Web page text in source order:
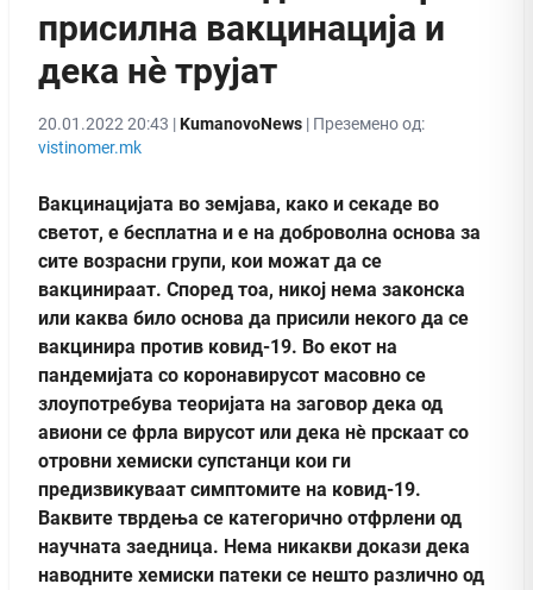
присилна вакцинација и
дека нè трујат
20.01.2022 20:43 |KumanovoNews | Преземено од:
vistinomer.mk
Вакцинацијата во земјава, како и секаде во
светот, е бесплатна и е на доброволна основа за
сите возрасни групи, кои можат да се
вакцинираат. Според тоа, никој нема законска
или каква било основа да присили некого да се
вакцинира против ковид-19. Во екот на
пандемијата со коронавирусот масовно се
злоупотребува теоријата на заговор дека од
авиони се фрла вирусот или дека нè прскаат со
отровни хемиски супстанци кои ги
предизвикуваат симптомите на ковид-19.
Ваквите тврдења се категорично отфрлени од
научната заедница. Нема никакви докази дека
наводните хемиски патеки се нешто различно од